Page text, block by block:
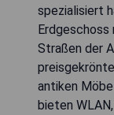
spezialisiert
Straßen der
antiken
bieten